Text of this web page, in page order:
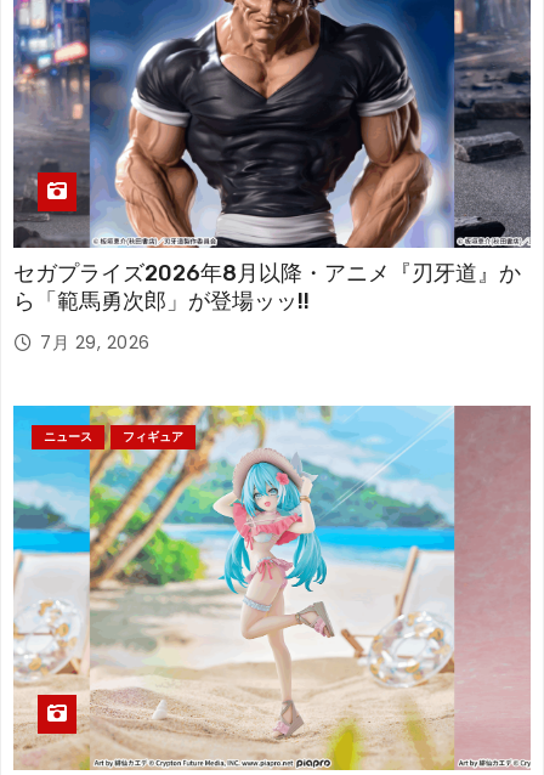
セガプライズ2026年8月以降・アニメ『刃牙道』か
ら「範馬勇次郎」が登場ッッ!!
7月 29, 2026
ニュース フィギュア